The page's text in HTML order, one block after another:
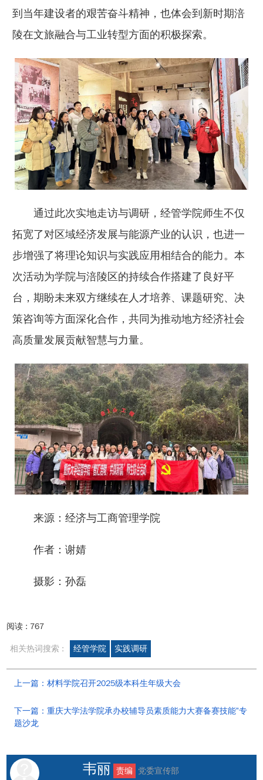
到当年建设者的艰苦奋斗精神，也体会到新时期涪
陵在文旅融合与工业转型方面的积极探索。
通过此次实地走访与调研，经管学院师生不仅
拓宽了对区域经济发展与能源产业的认识，也进一
步增强了将理论知识与实践应用相结合的能力。本
次活动为学院与涪陵区的持续合作搭建了良好平
台，期盼未来双方继续在人才培养、课题研究、决
策咨询等方面深化合作，共同为推动地方经济社会
高质量发展贡献智慧与力量。
来源：经济与工商管理学院
作者：谢婧
摄影：孙磊
阅读 : 767
相关热词搜索 : 经管学院 实践调研
上一篇：材料学院召开2025级本科生年级大会
下一篇：重庆大学法学院承办校辅导员素质能力大赛备赛技能”专
题沙龙
韦丽 责编 党委宣传部